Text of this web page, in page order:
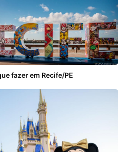
fazer em Recife/PE